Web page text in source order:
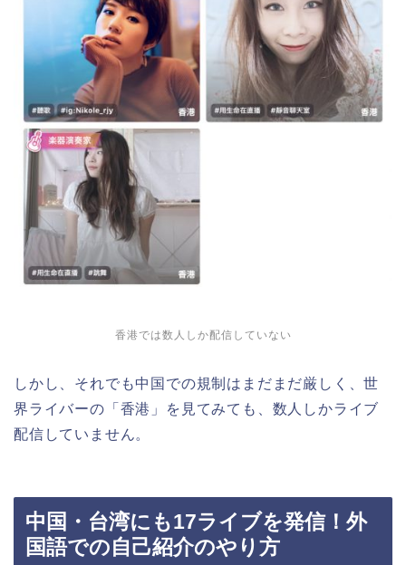
香港では数人しか配信していない
しかし、それでも中国での規制はまだまだ厳しく、世
界ライバーの「香港」を見てみても、数人しかライブ
配信していません。
中国・台湾にも17ライブを発信！外
国語での自己紹介のやり方